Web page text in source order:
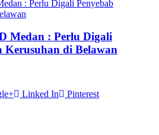
Medan : Perlu Digali
Kerusuhan di Belawan
Linked In Pinterest